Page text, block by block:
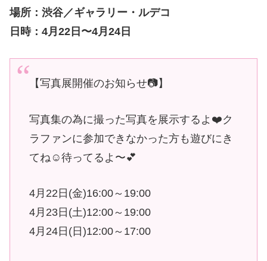
場所：渋谷／ギャラリー・ルデコ
日時：4月22日〜4月24日
【写真展開催のお知らせ📷】
写真集の為に撮った写真を展示するよ❤️ク
ラファンに参加できなかった方も遊びにき
てね☺️待ってるよ〜💕
4月22日(金)16:00～19:00
4月23日(土)12:00～19:00
4月24日(日)12:00～17:00